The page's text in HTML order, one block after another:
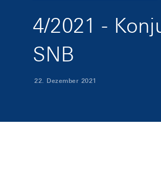
4/2021 -
SNB
22. Dezember 2021